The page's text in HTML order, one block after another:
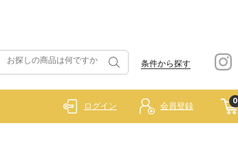
条件から探す
0
ログイン 会員登録